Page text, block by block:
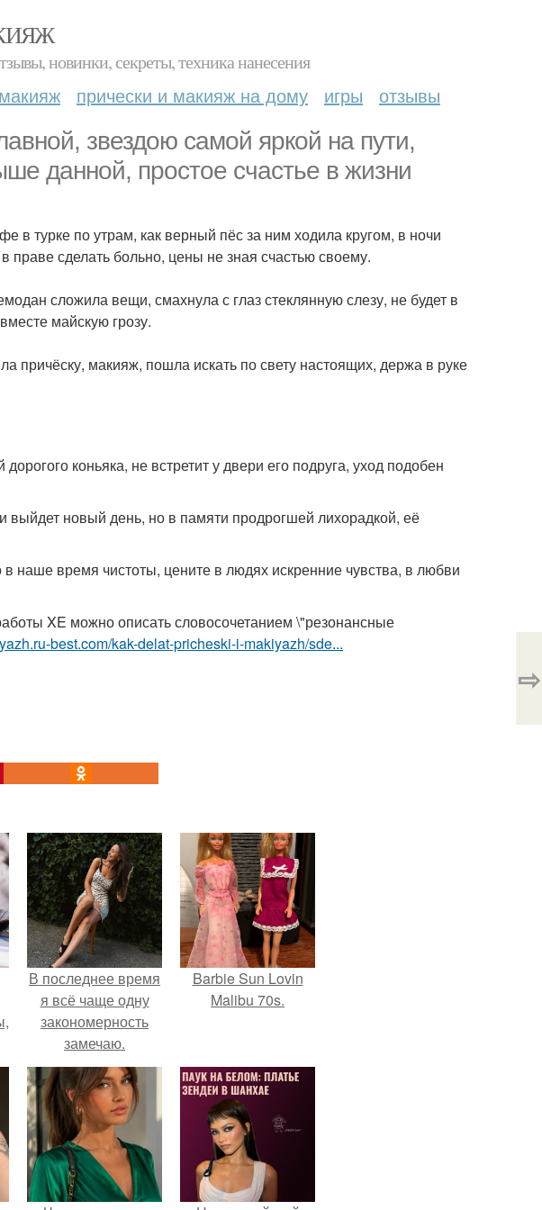
новинки, секреты, техника нанесения
прически и макияж на дому игры отзывы
звездою самой яркой на пути,
данной, простое счастье в жизни
в турке по утрам, как верный пёс за ним ходила кругом, в ночи
праве сделать больно, цены не зная счастью своему.
сложила вещи, смахнула с глаз стеклянную слезу, не будет в
майскую грозу.
причёску, макияж, пошла искать по свету настоящих, держа в руке
коньяка, не встретит у двери его подруга, уход подобен
выйдет новый день, но в памяти продрогшей лихорадкой, её
наше время чистоты, цените в людях искренние чувства, в любви
XE можно описать словосочетанием \"резонансные
best.com/kak-delat-pricheski-i-makiyazh/sde...
⇨
В последнее время
я всё чаще одну
закономерность
замечаю.
Barbie Sun Lovin
Malibu 70s.